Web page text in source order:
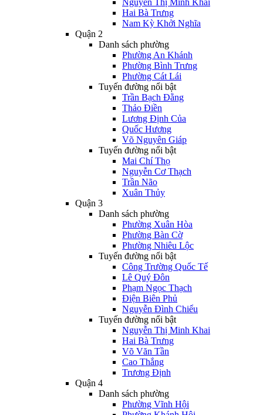
Nguyễn Thị Minh Khai
Hai Bà Trưng
Nam Kỳ Khởi Nghĩa
Quận 2
Danh sách phường
Phường An Khánh
Phường Bình Trưng
Phường Cát Lái
Tuyến đường nổi bật
Trần Bạch Đằng
Thảo Điền
Lương Định Của
Quốc Hương
Võ Nguyên Giáp
Tuyến đường nổi bật
Mai Chí Thọ
Nguyễn Cơ Thạch
Trần Não
Xuân Thủy
Quận 3
Danh sách phường
Phường Xuân Hòa
Phường Bàn Cờ
Phường Nhiêu Lộc
Tuyến đường nổi bật
Công Trường Quốc Tế
Lê Quý Đôn
Phạm Ngọc Thạch
Điện Biên Phủ
Nguyễn Đình Chiểu
Tuyến đường nổi bật
Nguyễn Thị Minh Khai
Hai Bà Trưng
Võ Văn Tần
Cao Thắng
Trương Định
Quận 4
Danh sách phường
Phường Vĩnh Hội